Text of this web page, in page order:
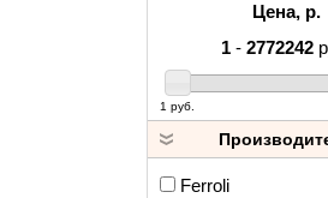
Цена, р.
1- 2772242
1 руб.
Ferroli